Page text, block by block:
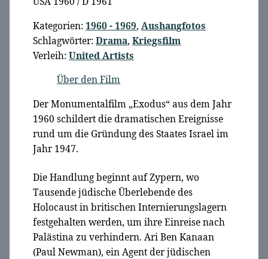
Kategorien:1960 - 1969,Aushangfotos
Schlagwörter:Drama,Kriegsfilm
Verleih:United Artists
Über den Film
Der Monumentalfilm „Exodus“ aus dem Jahr
1960 schildert die dramatischen Ereignisse
rund um die Gründung des Staates Israel im
Jahr 1947.
Die Handlung beginnt auf Zypern, wo
Tausende jüdische Überlebende des
Holocaust in britischen Internierungslagern
festgehalten werden, um ihre Einreise nach
Palästina zu verhindern. Ari Ben Kanaan
(Paul Newman), ein Agent der jüdischen